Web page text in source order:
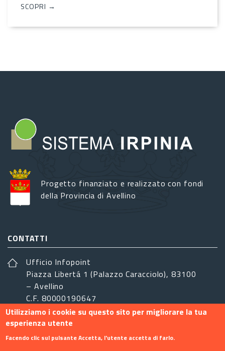
SCOPRI →
Progetto finanziato e realizzato con fondi
della Provincia di Avellino
CONTATTI
Ufficio Infopoint
Piazza Libertá 1 (Palazzo Caracciolo), 83100
– Avellino
C.F. 80000190647
sistemairpinia@provincia.avellino.it
SEGUICI
Utilizziamo i cookie su questo sito per migliorare la tua
esperienza utente
Facendo clic sul pulsante Accetta, l'utente accetta di farlo.